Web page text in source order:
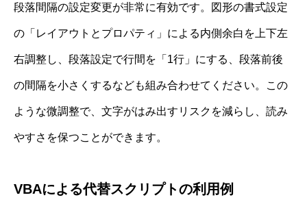
段落間隔の設定変更が非常に有効です。図形の書式設定
の「レイアウトとプロパティ」による内側余白を上下左
右調整し、段落設定で行間を「1行」にする、段落前後
の間隔を小さくするなども組み合わせてください。この
ような微調整で、文字がはみ出すリスクを減らし、読み
やすさを保つことができます。
VBAによる代替スクリプトの利用例